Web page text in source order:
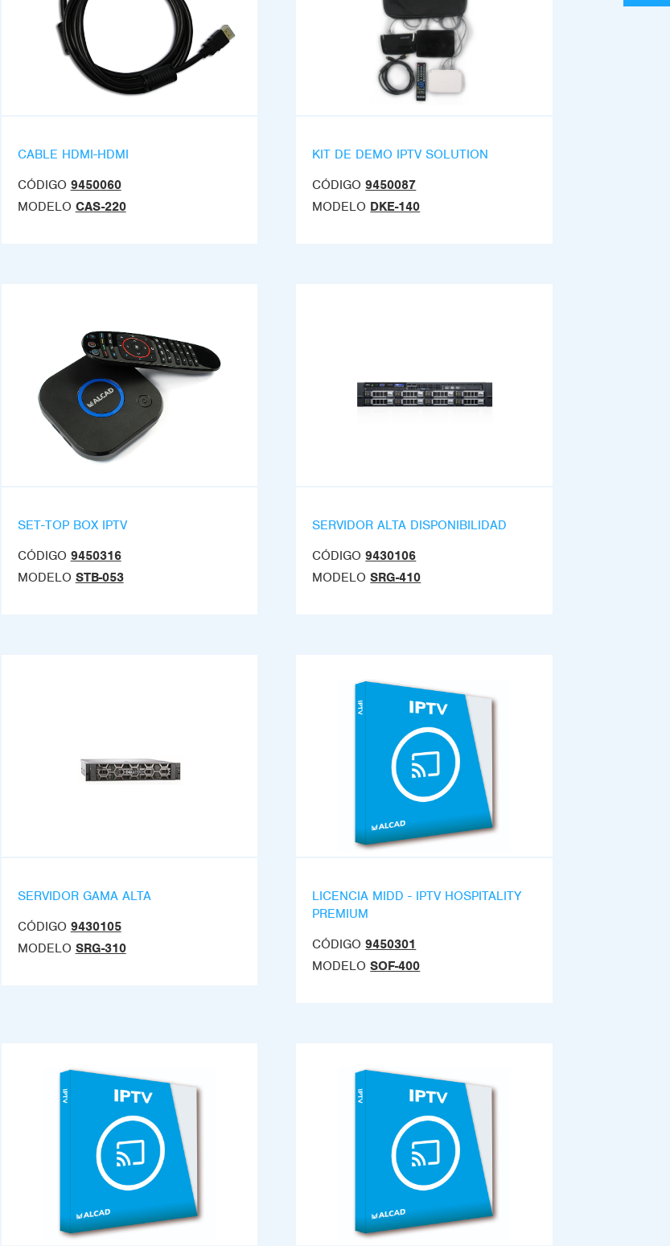
CABLE HDMI-HDMI
CÓDIGO 9450060
MODELO CAS-220
KIT DE DEMO IPTV SOLUTION
CÓDIGO 9450087
MODELO DKE-140
SET-TOP BOX IPTV
CÓDIGO 9450316
MODELO STB-053
SERVIDOR ALTA DISPONIBILIDAD
CÓDIGO 9430106
MODELO SRG-410
SERVIDOR GAMA ALTA
CÓDIGO 9430105
MODELO SRG-310
LICENCIA MIDD - IPTV HOSPITALITY
PREMIUM
CÓDIGO 9450301
MODELO SOF-400